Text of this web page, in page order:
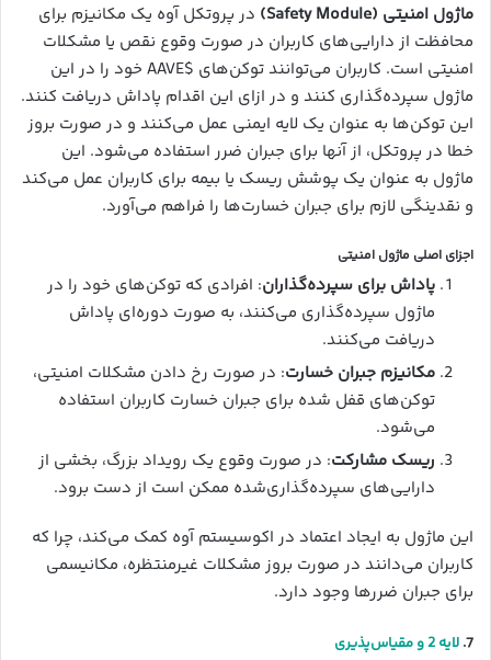
ماژول امنیتی (Safety Module)
در پروتکل آوه یک مکانیزم برای
محافظت از دارایی‌های کاربران در صورت وقوع نقص یا مشکلات
امنیتی است. کاربران می‌توانند توکن‌های $AAVE خود را در این
ماژول سپرده‌گذاری کنند و در ازای این اقدام پاداش دریافت کنند.
این توکن‌ها به عنوان یک لایه ایمنی عمل می‌کنند و در صورت بروز
خطا در پروتکل، از آنها برای جبران ضرر استفاده می‌شود. این
ماژول به عنوان یک پوشش ریسک یا بیمه برای کاربران عمل می‌کند
و نقدینگی لازم برای جبران خسارت‌ها را فراهم می‌آورد.
اجزای اصلی ماژول امنیتی
پاداش برای سپرده‌گذاران: افرادی که توکن‌های خود را در
ماژول سپرده‌گذاری می‌کنند، به صورت دوره‌ای پاداش
دریافت می‌کنند.
مکانیزم جبران خسارت: در صورت رخ دادن مشکلات امنیتی،
توکن‌های قفل شده برای جبران خسارت کاربران استفاده
می‌شود.
ریسک مشارکت: در صورت وقوع یک رویداد بزرگ، بخشی از
دارایی‌های سپرده‌گذاری‌شده ممکن است از دست برود.
این ماژول به ایجاد اعتماد در اکوسیستم آوه کمک می‌کند، چرا که
کاربران می‌دانند در صورت بروز مشکلات غیرمنتظره، مکانیسمی
برای جبران ضررها وجود دارد.
7. لایه 2 و مقیاس‌پذیری